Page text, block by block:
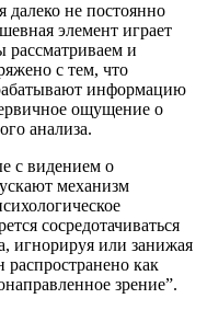
далеко не постоянно
элемент играет
и
с тем, что
информацию
ощущение о
анализа.
с видением о
механизм
сосредотачиваться
игнорируя или занижая
как
зрение”.